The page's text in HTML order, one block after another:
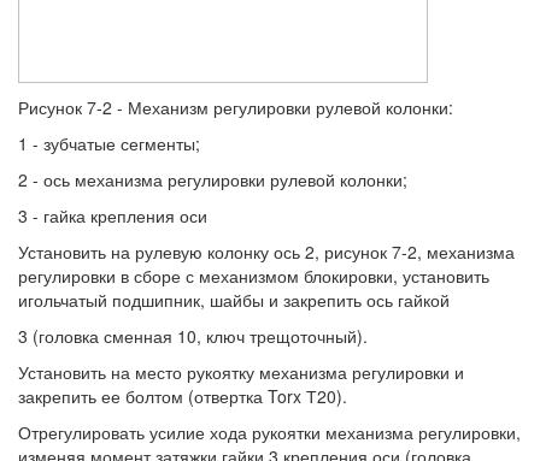
Рисунок 7-2 - Механизм регулировки рулевой колонки:
1 - зубчатые сегменты;
2 - ось механизма регулировки рулевой колонки;
3 - гайка крепления оси
Установить на рулевую колонку ось 2, рисунок 7-2, механизма
регулировки в сборе с механизмом блокировки, установить
игольчатый подшипник, шайбы и закрепить ось гайкой
3 (головка сменная 10, ключ трещоточный).
Установить на место рукоятку механизма регулировки и
закрепить ее болтом (отвертка Torx Т20).
Отрегулировать усилие хода рукоятки механизма регулировки,
изменяя момент затяжки гайки 3 крепления оси (головка